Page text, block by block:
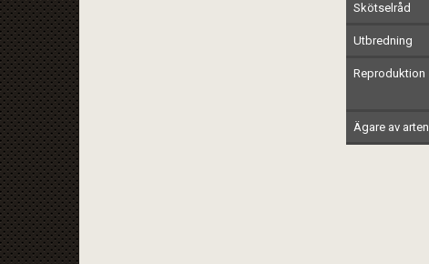
Skötselråd
Utbredning
Reproduktion
Ägare av arten